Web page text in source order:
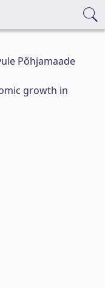
Põhjamaade
growth in